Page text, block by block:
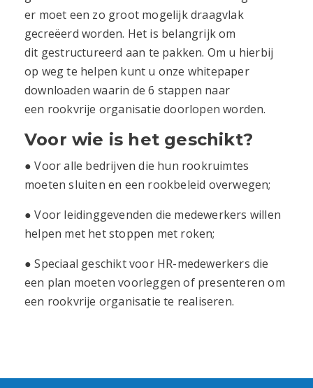
er moet een zo groot mogelijk draagvlak
gecreëerd worden. Het is belangrijk om
dit gestructureerd aan te pakken. Om u hierbij
op weg te helpen kunt u onze whitepaper
downloaden waarin de 6 stappen naar
een rookvrije organisatie doorlopen worden.
Voor wie is het geschikt?
● Voor alle bedrijven die hun rookruimtes
moeten sluiten en een rookbeleid overwegen;
● Voor leidinggevenden die medewerkers willen
helpen met het stoppen met roken;
● Speciaal geschikt voor HR-medewerkers die
een plan moeten voorleggen of presenteren om
een rookvrije organisatie te realiseren.